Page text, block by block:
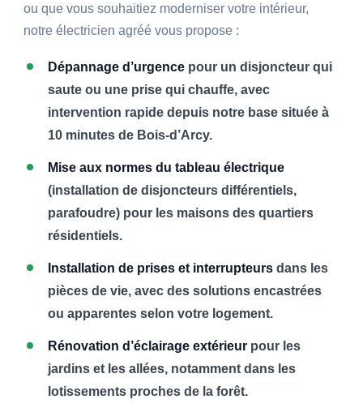
ou que vous souhaitiez moderniser votre intérieur,
notre électricien agréé vous propose :
Dépannage d’urgence pour un disjoncteur qui
saute ou une prise qui chauffe, avec
intervention rapide depuis notre base située à
10 minutes de Bois-d’Arcy.
Mise aux normes du tableau électrique
(installation de disjoncteurs différentiels,
parafoudre) pour les maisons des quartiers
résidentiels.
Installation de prises et interrupteurs dans les
pièces de vie, avec des solutions encastrées
ou apparentes selon votre logement.
Rénovation d’éclairage extérieur pour les
jardins et les allées, notamment dans les
lotissements proches de la forêt.